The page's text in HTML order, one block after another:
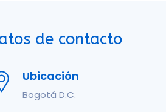
de contacto
Ubicación
Bogotá D.C.